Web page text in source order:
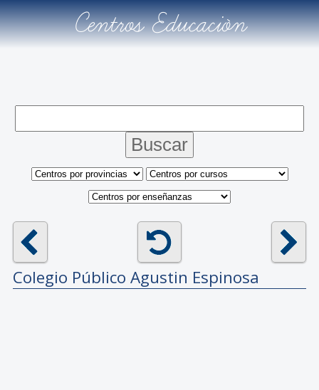
Centros Educación
Colegio Público Agustin Espinosa